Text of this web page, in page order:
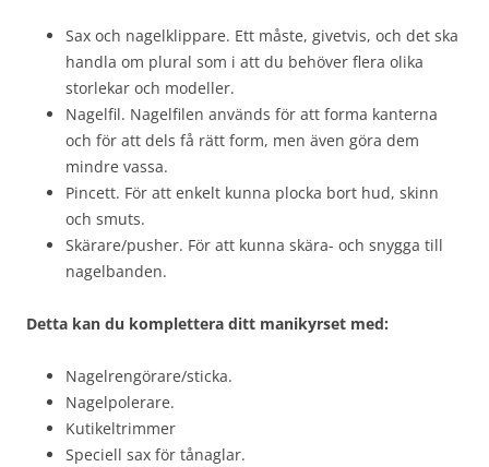
Sax och nagelklippare. Ett måste, givetvis, och det ska
handla om plural som i att du behöver flera olika
storlekar och modeller.
Nagelfil. Nagelfilen används för att forma kanterna
och för att dels få rätt form, men även göra dem
mindre vassa.
Pincett. För att enkelt kunna plocka bort hud, skinn
och smuts.
Skärare/pusher. För att kunna skära- och snygga till
nagelbanden.
Detta kan du komplettera ditt manikyrset med:
Nagelrengörare/sticka.
Nagelpolerare.
Kutikeltrimmer
Speciell sax för tånaglar.